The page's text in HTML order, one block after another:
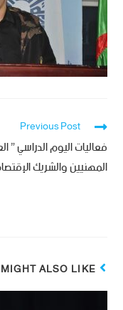
Previous Post
فعاليات اليوم الدراسي ”
المهنيين والشريك
ALSO LIKE